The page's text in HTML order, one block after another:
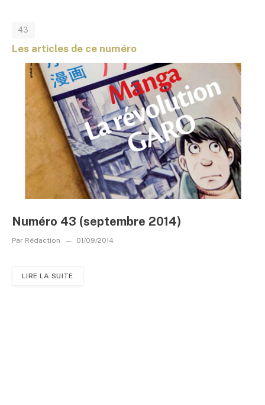
43
Les articles de ce numéro
Numéro 43 (septembre 2014)
Par Rédaction 01/09/2014
LIRE LA SUITE